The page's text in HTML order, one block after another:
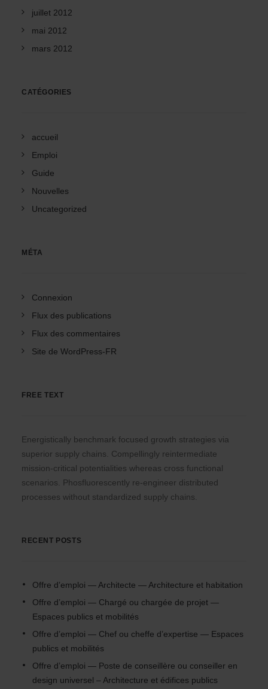
juillet 2012
mai 2012
mars 2012
CATÉGORIES
accueil
Emploi
Guide
Nouvelles
Uncategorized
MÉTA
Connexion
Flux des publications
Flux des commentaires
Site de WordPress-FR
FREE TEXT
Energistically benchmark focused growth strategies via
superior supply chains. Compellingly reintermediate
mission-critical potentialities whereas cross functional
scenarios. Phosfluorescently re-engineer distributed
processes without standardized supply chains.
RECENT POSTS
Offre d’emploi — Architecte — Architecture et habitation
Offre d’emploi — Chargé ou chargée de projet —
Espaces publics et mobilités
Offre d’emploi — Chef ou cheffe d’expertise — Espaces
publics et mobilités
Offre d’emploi — Poste de conseillère ou conseiller en
design universel – Architecture et édifices publics